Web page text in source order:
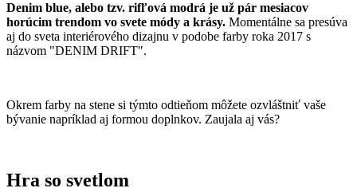
Denim blue, alebo tzv. rifľová modrá je už pár mesiacov
horúcim trendom vo svete módy a krásy. Momentálne sa presúva
aj do sveta interiérového dizajnu v podobe farby roka 2017 s
názvom "DENIM DRIFT".
Okrem farby na stene si týmto odtieňom môžete ozvláštniť vaše
bývanie napríklad aj formou doplnkov. Zaujala aj vás?
Hra so svetlom